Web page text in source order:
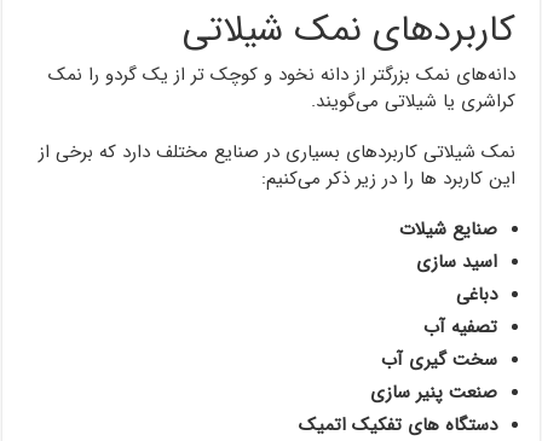
کاربردهای نمک شیلاتی
دانه‌های نمک بزرگتر از دانه نخود و کوچک تر از یک گردو را نمک
کراشری یا شیلاتی می‌گویند.
نمک شیلاتی کاربردهای بسیاری در صنایع مختلف دارد که برخی از
این کاربرد ها را در زیر ذکر می‌کنیم:
صنایع شیلات
اسید سازی
دباغی
تصفیه آب
سخت گیری آب
صنعت پنیر سازی
دستگاه های تفکیک اتمیک